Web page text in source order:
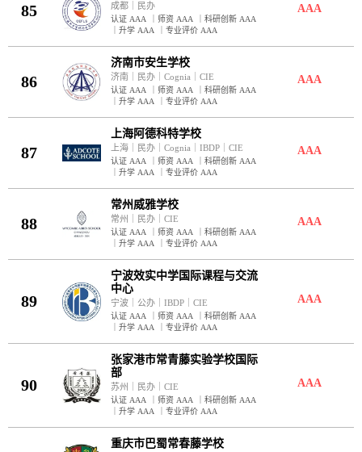
85 成都 民办
认证 AAA 师资 AAA ｜科研创新 AAA
｜升学 AAA ｜专业评价 AAA
AAA
86
济南市安生学校
济南 民办 ｜Cognia ｜CIE
认证 AAA 师资 AAA ｜科研创新 AAA
｜升学 AAA ｜专业评价 AAA
AAA
87
上海阿德科特学校
上海 民办 ｜Cognia ｜IBDP ｜CIE
认证 AAA 师资 AAA ｜科研创新 AAA
｜升学 AAA ｜专业评价 AAA
AAA
88
常州威雅学校
常州 民办 ｜CIE
认证 AAA 师资 AAA ｜科研创新 AAA
｜升学 AAA ｜专业评价 AAA
AAA
89
宁波效实中学国际课程与交流
中心
宁波 公办 ｜IBDP ｜CIE
认证 AAA 师资 AAA ｜科研创新 AAA
｜升学 AAA ｜专业评价 AAA
AAA
90
张家港市常青藤实验学校国际
部
苏州 民办 ｜CIE
认证 AAA 师资 AAA ｜科研创新 AAA
｜升学 AAA ｜专业评价 AAA
AAA
重庆市巴蜀常春藤学校